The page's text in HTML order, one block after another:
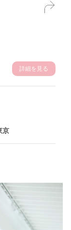
詳細を見る
京